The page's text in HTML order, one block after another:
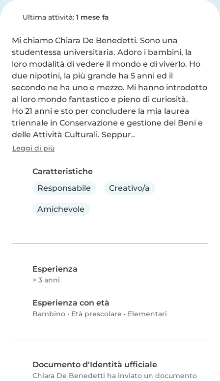
Ultima attività: 1 mese fa
Mi chiamo Chiara De Benedetti. Sono una
studentessa universitaria. Adoro i bambini, la
loro modalità di vedere il mondo e di viverlo. Ho
due nipotini, la più grande ha 5 anni ed il
secondo ne ha uno e mezzo. Mi hanno introdotto
al loro mondo fantastico e pieno di curiosità.
Ho 21 anni e sto per concludere la mia laurea
triennale in Conservazione e gestione dei Beni e
delle Attività Culturali. Seppur..
Leggi di più
Caratteristiche
Responsabile
Creativo/a
Amichevole
Esperienza
> 3 anni
Esperienza con età
Bambino • Età prescolare • Elementari
Documento d'Identità ufficiale
Chiara De Benedetti ha inviato un documento